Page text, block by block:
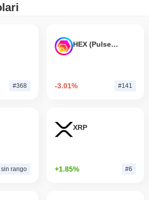
#368
HEX (Pulsechain)
-3.01% #141
sin rango
XRP
+1.85% #6